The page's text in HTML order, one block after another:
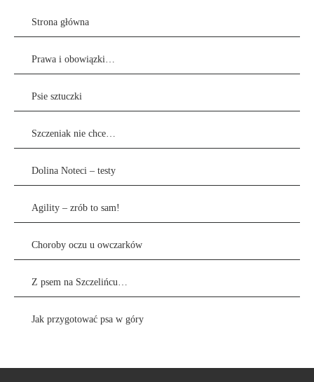
Strona główna
Prawa i obowiązki…
Psie sztuczki
Szczeniak nie chce…
Dolina Noteci – testy
Agility – zrób to sam!
Choroby oczu u owczarków
Z psem na Szczelińcu…
Jak przygotować psa w góry